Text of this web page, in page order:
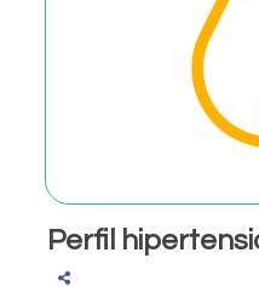
Perfil